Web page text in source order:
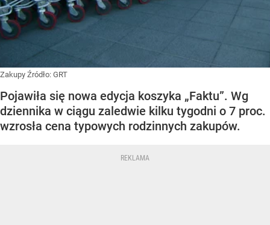
Zakupy Źródło: GRT
Pojawiła się nowa edycja koszyka „Faktu”. Wg
dziennika w ciągu zaledwie kilku tygodni o 7 proc.
wzrosła cena typowych rodzinnych zakupów.